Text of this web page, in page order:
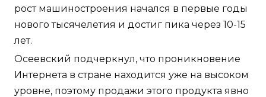
рост машиностроения начался в первые годы
нового тысячелетия и достиг пика через 10-15
лет.
Осеевский подчеркнул, что проникновение
Интернета в стране находится уже на высоком
уровне, поэтому продажи этого продукта явно